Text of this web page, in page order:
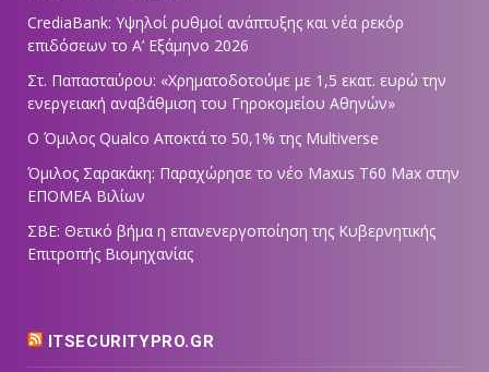
CrediaBank: Υψηλοί ρυθμοί ανάπτυξης και νέα ρεκόρ
επιδόσεων το Α’ Εξάμηνο 2026
Στ. Παπασταύρου: «Χρηματοδοτούμε με 1,5 εκατ. ευρώ την
ενεργειακή αναβάθμιση του Γηροκομείου Αθηνών»
Ο Όμιλος Qualco Αποκτά το 50,1% της Multiverse
Όμιλος Σαρακάκη: Παραχώρησε το νέο Maxus T60 Max στην
ΕΠΟΜΕΑ Βιλίων
ΣΒΕ: Θετικό βήμα η επανενεργοποίηση της Κυβερνητικής
Επιτροπής Βιομηχανίας
ITSECURITYPRO.GR